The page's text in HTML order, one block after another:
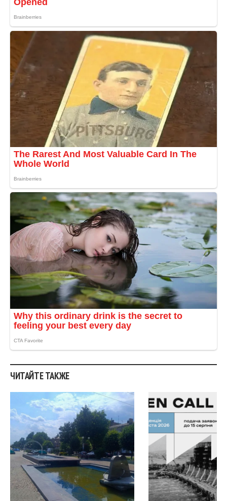
ЧИТАЙТЕ ТАКЖЕ